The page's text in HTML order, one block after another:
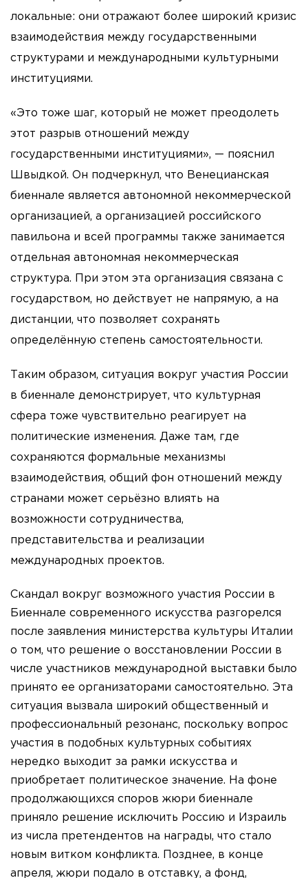
локальные: они отражают более широкий кризис
взаимодействия между государственными
структурами и международными культурными
институциями.
«Это тоже шаг, который не может преодолеть
этот разрыв отношений между
государственными институциями», — пояснил
Швыдкой. Он подчеркнул, что Венецианская
биеннале является автономной некоммерческой
организацией, а организацией российского
павильона и всей программы также занимается
отдельная автономная некоммерческая
структура. При этом эта организация связана с
государством, но действует не напрямую, а на
дистанции, что позволяет сохранять
определённую степень самостоятельности.
Таким образом, ситуация вокруг участия России
в биеннале демонстрирует, что культурная
сфера тоже чувствительно реагирует на
политические изменения. Даже там, где
сохраняются формальные механизмы
взаимодействия, общий фон отношений между
странами может серьёзно влиять на
возможности сотрудничества,
представительства и реализации
международных проектов.
Скандал вокруг возможного участия России в
Биеннале современного искусства разгорелся
после заявления министерства культуры Италии
о том, что решение о восстановлении России в
числе участников международной выставки было
принято ее организаторами самостоятельно. Эта
ситуация вызвала широкий общественный и
профессиональный резонанс, поскольку вопрос
участия в подобных культурных событиях
нередко выходит за рамки искусства и
приобретает политическое значение. На фоне
продолжающихся споров жюри биеннале
приняло решение исключить Россию и Израиль
из числа претендентов на награды, что стало
новым витком конфликта. Позднее, в конце
апреля, жюри подало в отставку, а фонд,